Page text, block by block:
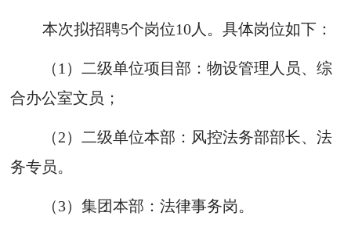
本次拟招聘5个岗位10人。具体岗位如下：
（1）二级单位项目部：物设管理人员、综
合办公室文员；
（2）二级单位本部：风控法务部部长、法
务专员。
（3）集团本部：法律事务岗。